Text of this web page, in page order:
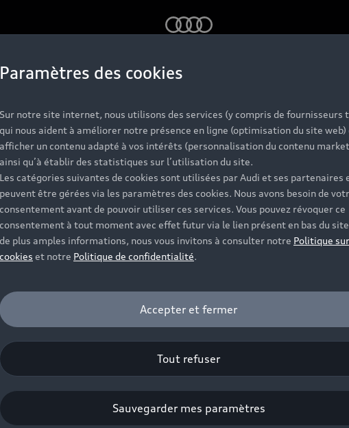
Paramètres des cookies
Sur notre site internet, nous utilisons des services (y compris de fournisseurs
qui nous aident à améliorer notre présence en ligne (optimisation du site web)
afficher un contenu adapté à vos intérêts (personnalisation du contenu
ainsi qu’à établir des statistiques sur l’utilisation du site.
Les catégories suivantes de cookies sont utilisées par Audi et ses partenaires
peuvent être gérées via les paramètres des cookies. Nous avons besoin de
consentement avant de pouvoir utiliser ces services. Vous pouvez révoquer ce
consentement à tout moment avec effet futur via le lien présent en bas du
de plus amples informations, nous vous invitons à consulter notre Politique
cookies et notre Politique de confidentialité.
Accepter et fermer
Tout refuser
Sauvegarder mes paramètres